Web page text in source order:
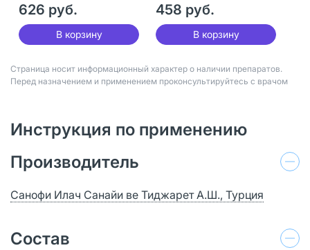
626 руб.
В корзину
458 руб.
В корзину
Страница носит информационный характер о наличии препаратов.
Перед назначением и применением проконсультируйтесь с врачом
Инструкция по применению
Производитель
Санофи Илач Санайи ве Тиджарет А.Ш., Турция
Состав